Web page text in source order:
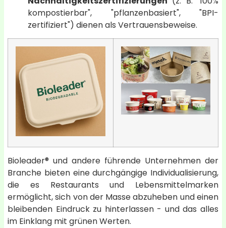
kompostierbar", "pflanzenbasiert", "BPI-
zertifiziert") dienen als Vertrauensbeweise.
Bioleader® und andere führende Unternehmen der
Branche bieten eine durchgängige Individualisierung,
die es Restaurants und Lebensmittelmarken
ermöglicht, sich von der Masse abzuheben und einen
bleibenden Eindruck zu hinterlassen - und das alles
im Einklang mit grünen Werten.